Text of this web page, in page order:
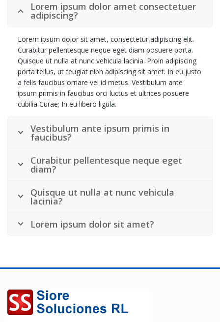
Lorem ipsum dolor amet consectetuer
adipiscing?
Lorem ipsum dolor sit amet, consectetur adipiscing elit.
Curabitur pellentesque neque eget diam posuere porta.
Quisque ut nulla at nunc vehicula lacinia. Proin adipiscing
porta tellus, ut feugiat nibh adipiscing sit amet. In eu justo
a felis faucibus ornare vel id metus. Vestibulum ante
ipsum primis in faucibus orci luctus et ultrices posuere
cubilia Curae; In eu libero ligula.
Vestibulum ante ipsum primis in
faucibus?
Curabitur pellentesque neque eget
diam?
Quisque ut nulla at nunc vehicula
lacinia?
Lorem ipsum dolor sit amet?